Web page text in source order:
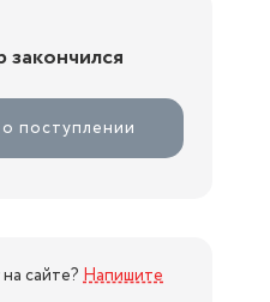
закончился
поступлении
сайте? Напишите